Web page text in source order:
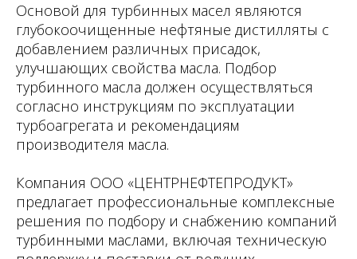
Основой для турбинных масел являются
глубокоочищенные нефтяные дистилляты с
добавлением различных присадок,
улучшающих свойства масла. Подбор
турбинного масла должен осуществляться
согласно инструкциям по эксплуатации
турбоагрегата и рекомендациям
производителя масла.
Компания ООО «ЦЕНТРНЕФТЕПРОДУКТ»
предлагает профессиональные комплексные
решения по подбору и снабжению компаний
турбинными маслами, включая техническую